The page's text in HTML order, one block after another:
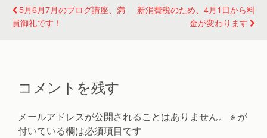
5月6月7月のブログ講座、満
員御礼です！
新消費税のため、4月1日から料
金が変わります
コメントを残す
メールアドレスが公開されることはありません。 ※ が
付いている欄は必須項目です